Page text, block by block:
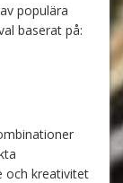
populära
baserat på:
och kreativitet